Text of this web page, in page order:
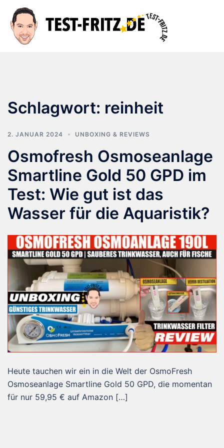
Inhalt
springen
Schlagwort: reinheit
2. JANUAR 2024 UNBOXING & REVIEWS
Osmofresh Osmoseanlage
Smartline Gold 50 GPD im
Test: Wie gut ist das
Wasser für die Aquaristik?
Heute tauchen wir ein in die Welt der OsmoFresh
Osmoseanlage Smartline Gold 50 GPD, die momentan
für nur 59,95 € auf Amazon […]